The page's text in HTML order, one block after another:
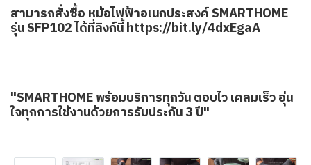
สามารถสั่งซื้อ หม้อไฟฟ้าอเนกประสงค์ SMARTHOME
รุ่น SFP102 ได้ที่ลิงก์นี้https://bit.ly/4dxEgaA
"SMARTHOME พร้อมบริการทุกวัน ตอบไว เคลมเร็ว อุ่น
ใจทุกการใช้งานด้วยการรับประกัน 3 ปี"